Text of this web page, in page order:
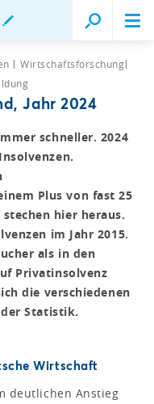
Wirtschaftsforschung
Jahr 2024
schneller. 2024
Plus von fast 25
hier heraus.
im Jahr 2015.
als in den
Privatinsolvenz
die verschiedenen
Statistik.
Wirtschaft
deutlichen Anstieg